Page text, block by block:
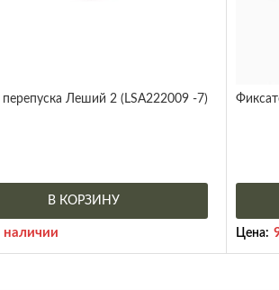
перепуска Леший 2 (LSA222009 -7)
В КОРЗИНУ
наличии Цена: